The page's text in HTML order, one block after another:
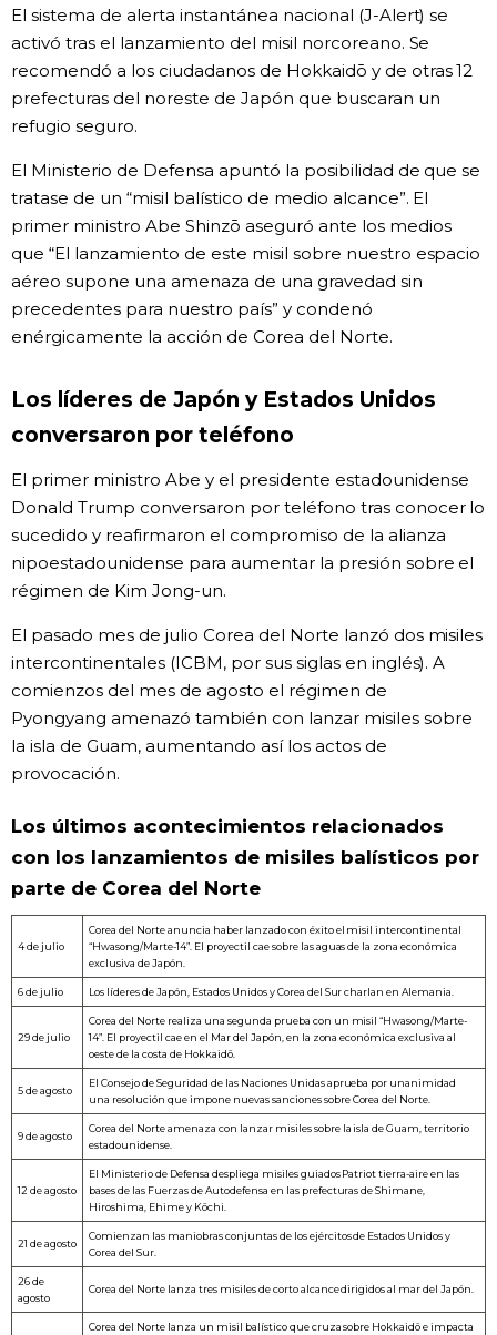
Tokio
Avisos
El sistema de alerta instantánea nacional (J-Alert) se
activó tras el lanzamiento del misil norcoreano. Se
recomendó a los ciudadanos de Hokkaidō y de otras 12
prefecturas del noreste de Japón que buscaran un
refugio seguro.
El Ministerio de Defensa apuntó la posibilidad de que se
tratase de un “misil balístico de medio alcance”. El
primer ministro Abe Shinzō aseguró ante los medios
que “El lanzamiento de este misil sobre nuestro espacio
aéreo supone una amenaza de una gravedad sin
precedentes para nuestro país” y condenó
enérgicamente la acción de Corea del Norte.
Los líderes de Japón y Estados Unidos
conversaron por teléfono
El primer ministro Abe y el presidente estadounidense
Donald Trump conversaron por teléfono tras conocer lo
sucedido y reafirmaron el compromiso de la alianza
nipoestadounidense para aumentar la presión sobre el
régimen de Kim Jong-un.
El pasado mes de julio Corea del Norte lanzó dos misiles
intercontinentales (ICBM, por sus siglas en inglés). A
comienzos del mes de agosto el régimen de
Pyongyang amenazó también con lanzar misiles sobre
la isla de Guam, aumentando así los actos de
provocación.
Los últimos acontecimientos relacionados
con los lanzamientos de misiles balísticos por
parte de Corea del Norte
4 de julio
Corea del Norte anuncia haber lanzado con éxito el misil intercontinental
“Hwasong/Marte-14”. El proyectil cae sobre las aguas de la zona económica
exclusiva de Japón.
6 de julio Los líderes de Japón, Estados Unidos y Corea del Sur charlan en Alemania.
29 de julio
Corea del Norte realiza una segunda prueba con un misil “Hwasong/Marte-
14”. El proyectil cae en el Mar del Japón, en la zona económica exclusiva al
oeste de la costa de Hokkaidō.
5 de agosto
El Consejo de Seguridad de las Naciones Unidas aprueba por unanimidad
una resolución que impone nuevas sanciones sobre Corea del Norte.
9 de agosto
Corea del Norte amenaza con lanzar misiles sobre la isla de Guam, territorio
estadounidense.
12 de agosto
El Ministerio de Defensa despliega misiles guiados Patriot tierra-aire en las
bases de las Fuerzas de Autodefensa en las prefecturas de Shimane,
Hiroshima, Ehime y Kōchi.
21 de agosto
Comienzan las maniobras conjuntas de los ejércitos de Estados Unidos y
Corea del Sur.
26 de
agosto
Corea del Norte lanza tres misiles de corto alcance dirigidos al mar del Japón.
Corea del Norte lanza un misil balístico que cruza sobre Hokkaidō e impacta